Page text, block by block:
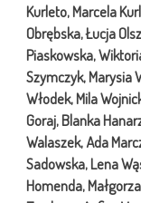
Kurleto, Marcela
Obrębska, Łucja
Piaskowska,
Szymczyk, Marysia
Włodek, Mila
Goraj, Blanka
Walaszek, Ada
Sadowska, Lena
Homenda,